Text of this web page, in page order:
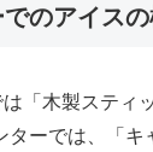
のアイス
「木製スティ
ターでは、「キ